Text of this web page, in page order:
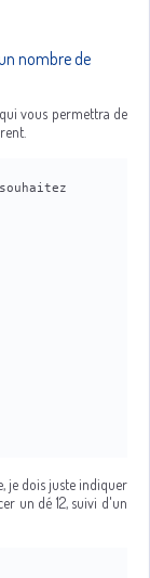
nombre de
vous permettra de
je dois juste indiquer
un dé 12, suivi d'un